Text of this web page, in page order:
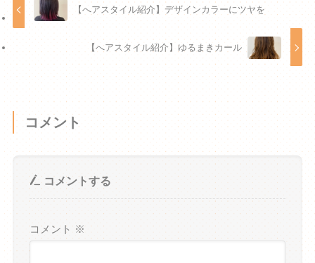
【へアスタイル紹介】デザインカラーにツヤを
【へアスタイル紹介】ゆるまきカール
コメント
コメントする
コメント ※